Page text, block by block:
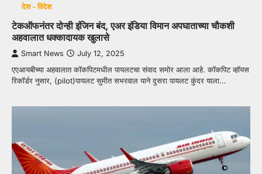
देश - विदेश
टेकऑफनंतर दोन्ही इंजिन बंद, एअर इंडिया विमान अपघाताच्या चौकशी
अहवालात धक्कादायक खुलासे
Smart News July 12, 2025
एएआयबीच्या अहवालात कॉकपिटमधील पायलटचा संवाद समोर आला आहे. कॉकपिट व्हॉयस
रिकॉर्डर नुसार, (pilot)पायलट सुमीत सभरवाल याने दुसरा पायलट कुंदर याला…